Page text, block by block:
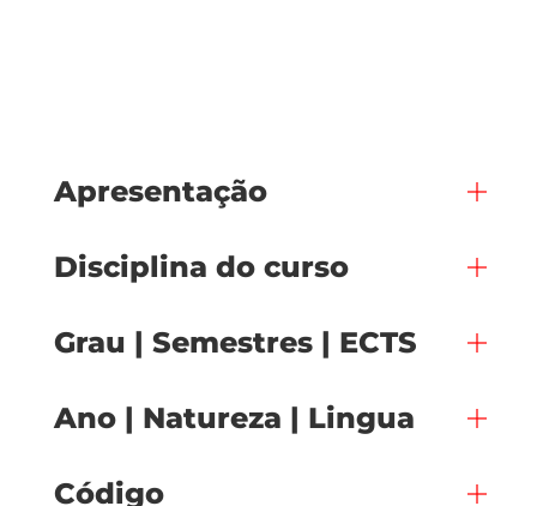
Apresentação
Disciplina do curso
Grau | Semestres | ECTS
Ano | Natureza | Lingua
Código